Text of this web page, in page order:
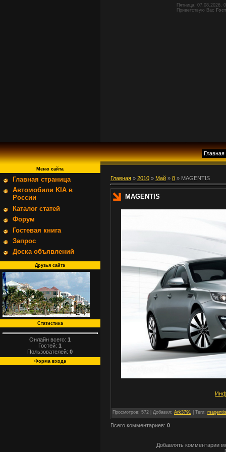
Пятница, 07.08.2026,
Приветствую Вас
Главная
Меню сайта
Главная страница
Автомобили KIA в
России
Каталог статей
Форум
Гостевая книга
Запрос
Доска объявлений
Друзья сайта
Статистика
Онлайн всего:1
Гостей:1
Пользователей:0
Форма входа
Главная » 2010 » Май » 8 » MAGENTIS
MAGENTIS
Просмотров: 572 | Добавил: Ark3791 Теги: magentis
Всего комментариев: 0
Добавлять комментарии